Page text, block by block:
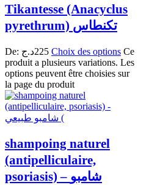
Tikantesse (Anacyclus
pyrethrum) تكنطاس
De: 225د.ج Choix des options Ce
produit a plusieurs variations. Les
options peuvent être choisies sur
la page du produit
shampoing naturel
(antipelliculaire,
psoriasis) – شامبو